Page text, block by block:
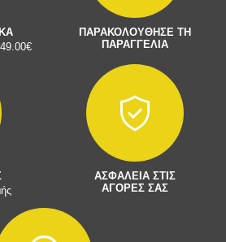
ΠΑΡΑΚΟΛΟΥΘΗΣΕ ΤΗ
ΠΑΡΑΓΓΕΛΙΑ
ΑΣΦΑΛΕΙΑ ΣΤΙΣ
ΑΓΟΡΕΣ ΣΑΣ